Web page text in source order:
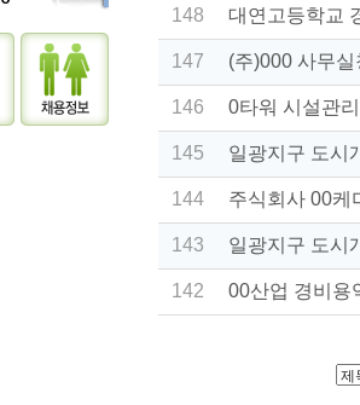
148 대연고등학교
147 (주)000 사무
146 0타워 시설관
145 일광지구 도시
144 주식회사 00케
143 일광지구 도시
142 00산업 경비용